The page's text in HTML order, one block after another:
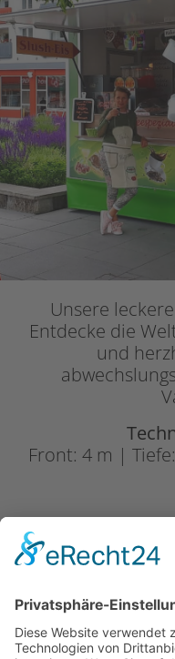
Unsere
Entdecke die
und
Front: 4 m |